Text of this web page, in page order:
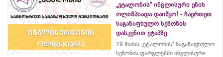
„ეტალონის“ ინგლისური ენის
ოლიმპიადა დაიწყო! - ჩაერთეთ
საგაზაფხულო სეზონის
დასკვნით ეტაპზე
19 მაისს „ეტალონის“ საგაზაფხულო
სეზონის ფარგლებში ინგლისური